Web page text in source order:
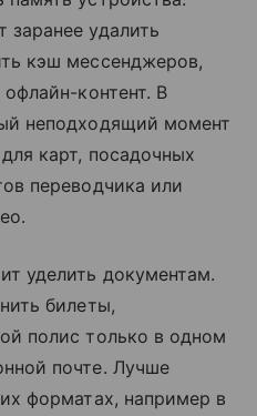
заранее удалить
кэш мессенджеров,
контент. В
неподходящий момент
карт, посадочных
переводчика или
уделить документам.
билеты,
полис только в одном
почте. Лучше
форматах, например в